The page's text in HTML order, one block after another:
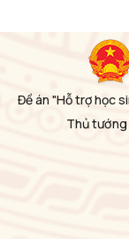
Đề án "Hỗ trợ học
Thủ tướng